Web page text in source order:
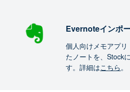
Evernoteインポ
個人向けメモアプ
たノートを、Stock
す。詳細はこちら。